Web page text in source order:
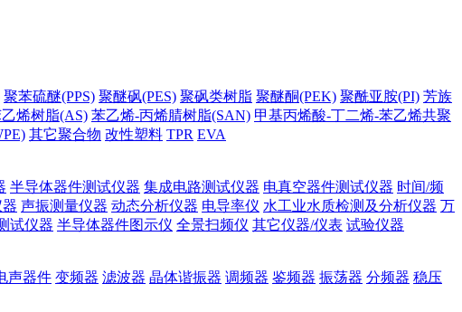
聚苯硫醚(PPS) 聚醚砜(PES) 聚砜类树脂 聚醚酮(PEK) 聚酰亚胺(PI) 芳族
烯树脂(AS) 苯乙烯-丙烯腈树脂(SAN) 甲基丙烯酸-丁二烯-苯乙烯共聚
其它聚合物 改性塑料 TPR EVA
半导体器件测试仪器 集成电路测试仪器 电真空器件测试仪器 时间/频
声振测量仪器 动态分析仪器 电导率仪 水工业水质检测及分析仪器 万
试仪器 半导体器件图示仪 全景扫频仪 其它仪器/仪表 试验仪器
声器件 变频器 滤波器 晶体谐振器 调频器 鉴频器 振荡器 分频器 稳压